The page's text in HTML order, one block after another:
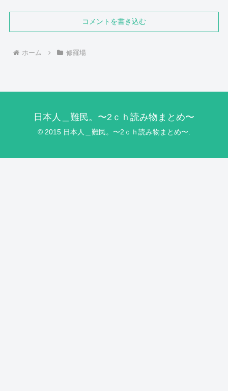
コメントを書き込む
ホーム 修羅場
日本人＿難民。〜2ｃｈ読み物まとめ〜
© 2015 日本人＿難民。〜2ｃｈ読み物まとめ〜.